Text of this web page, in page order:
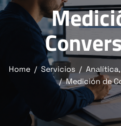
Home Servicios
Medición de